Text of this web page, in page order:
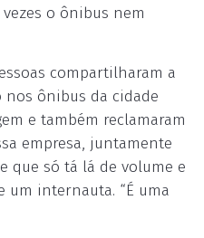
o ônibus nem
compartilharam a
ônibus da cidade
e também reclamaram
empresa, juntamente
que só tá lá de volume e
um internauta. “É uma